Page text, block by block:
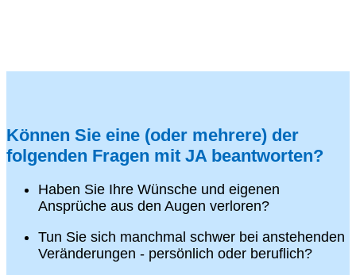
Können Sie eine (oder mehrere) der
folgenden Fragen mit JA beantworten?
Haben Sie Ihre Wünsche und eigenen
Ansprüche aus den Augen verloren?
Tun Sie sich manchmal schwer bei anstehenden
Veränderungen - persönlich oder beruflich?